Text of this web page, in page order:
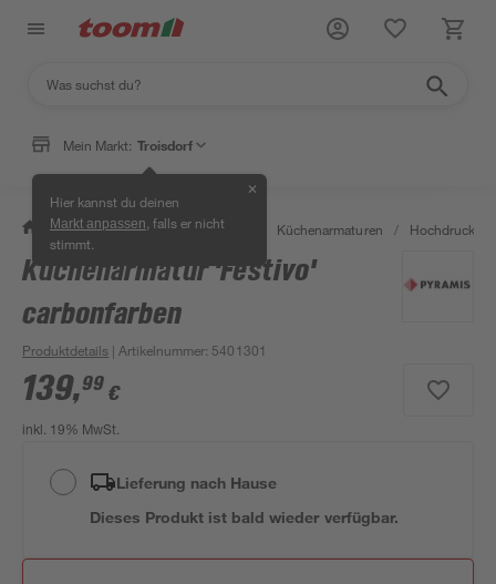
Mein Markt: Troisdorf
Hier kannst du deinen
Markt anpassen , falls er nicht
stimmt.
✕
/ Wohnen & Haushalt / Küche Küchenarmaturen /
Küchenarmatur 'Festivo'
carbonfarben
Produktdetails | Artikelnummer: 5401301
139,99 €
inkl. 19% MwSt.
Lieferung nach Hause
Dieses Produkt ist bald wieder verfügbar.